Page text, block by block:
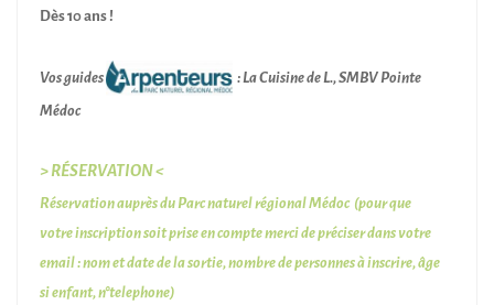
Dès 10 ans !
Vos guides
: La Cuisine de L., SMBV Pointe
Médoc
> RÉSERVATION <
Réservation auprès du Parc naturel régional Médoc (pour que
votre inscription soit prise en compte merci de préciser dans votre
email : nom et date de la sortie, nombre de personnes à inscrire, âge
si enfant, n°telephone)